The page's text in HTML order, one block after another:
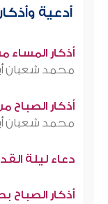
أدعية وأذكار
أذكار المساء
محمد شعبان
أذكار الصباح
محمد شعبان
دعاء ليلة
أذكار الصباح